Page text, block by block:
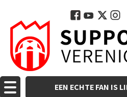
EEN ECHTE FAN IS